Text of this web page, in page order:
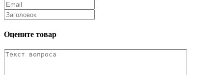
Оцените товар